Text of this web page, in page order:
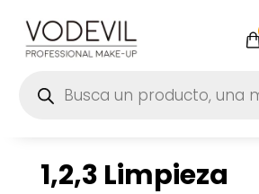
productos
1,2,3 Limpieza